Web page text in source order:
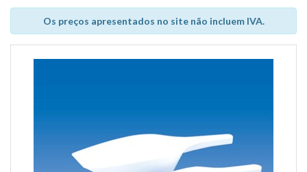
Os preços apresentados no site não incluem IVA.